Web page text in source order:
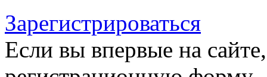
Зарегистрироваться
Если вы впервые на